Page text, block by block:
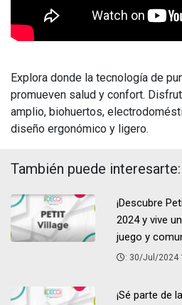
Explora donde la tecnología de
promueven salud y confort.
amplio, biohuertos,
diseño ergonómico y ligero.
También puede interesarte:
¡Descubre
2024 y vive
juego y
: 30/Jul/2024
¡Sé parte de